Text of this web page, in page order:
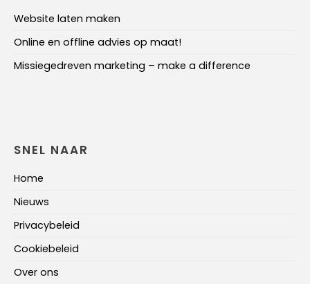
Website laten maken
Online en offline advies op maat!
Missiegedreven marketing – make a difference
SNEL NAAR
Home
Nieuws
Privacybeleid
Cookiebeleid
Over ons